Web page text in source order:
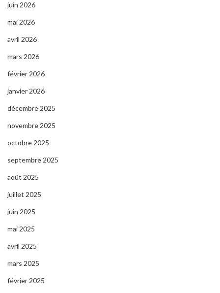
juin 2026
mai 2026
avril 2026
mars 2026
février 2026
janvier 2026
décembre 2025
novembre 2025
octobre 2025
septembre 2025
août 2025
juillet 2025
juin 2025
mai 2025
avril 2025
mars 2025
février 2025